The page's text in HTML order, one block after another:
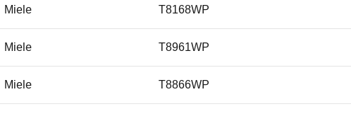
Miele T8168WP
Miele T8961WP
Miele T8866WP